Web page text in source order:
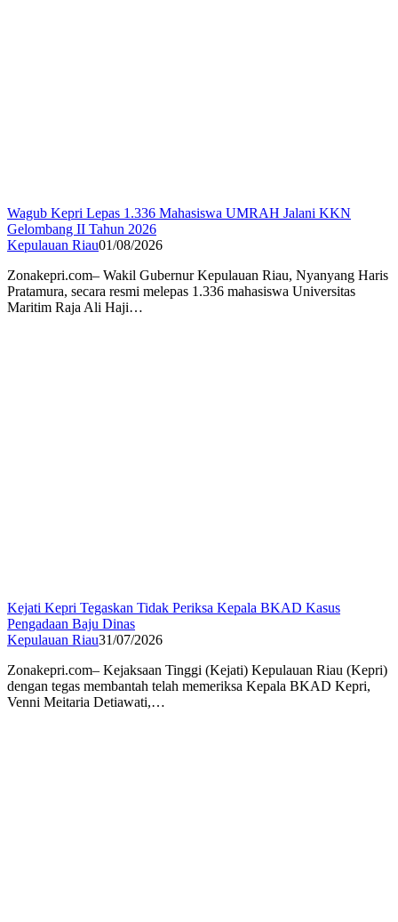
Wagub Kepri Lepas 1.336 Mahasiswa UMRAH Jalani KKN
Gelombang II Tahun 2026
Kepulauan Riau01/08/2026
Zonakepri.com– Wakil Gubernur Kepulauan Riau, Nyanyang Haris
Pratamura, secara resmi melepas 1.336 mahasiswa Universitas
Maritim Raja Ali Haji…
Kejati Kepri Tegaskan Tidak Periksa Kepala BKAD Kasus
Pengadaan Baju Dinas
Kepulauan Riau31/07/2026
Zonakepri.com– Kejaksaan Tinggi (Kejati) Kepulauan Riau (Kepri)
dengan tegas membantah telah memeriksa Kepala BKAD Kepri,
Venni Meitaria Detiawati,…